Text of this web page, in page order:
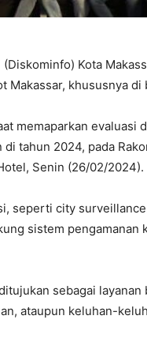
Kota
Makassar, khususnya di
memaparkan evaluasi
tahun 2024, pada
Senin (26/02/2024).
seperti city
sistem pengamanan
sebagai layanan
ataupun keluhan-